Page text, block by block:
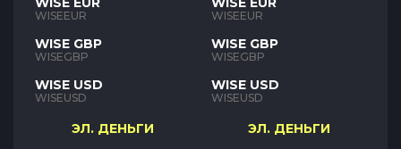
WISEEUR
WISE GBP
WISEGBP
WISE USD
WISEUSD
ЭЛ. ДЕНЬГИ
WISEEUR
WISE GBP
WISEGBP
WISE USD
WISEUSD
ЭЛ. ДЕНЬГИ